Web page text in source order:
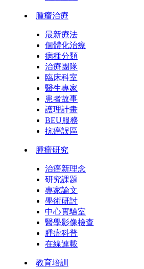
腫瘤治療
最新療法
個體化治療
病種分類
治療團隊
臨床科室
醫生專家
患者故事
護理計畫
BEU服務
抗癌誤區
腫瘤研究
治癌新理念
研究課題
專家論文
學術研討
中心實驗室
醫學影像檢查
腫瘤科普
在線連載
教育培訓